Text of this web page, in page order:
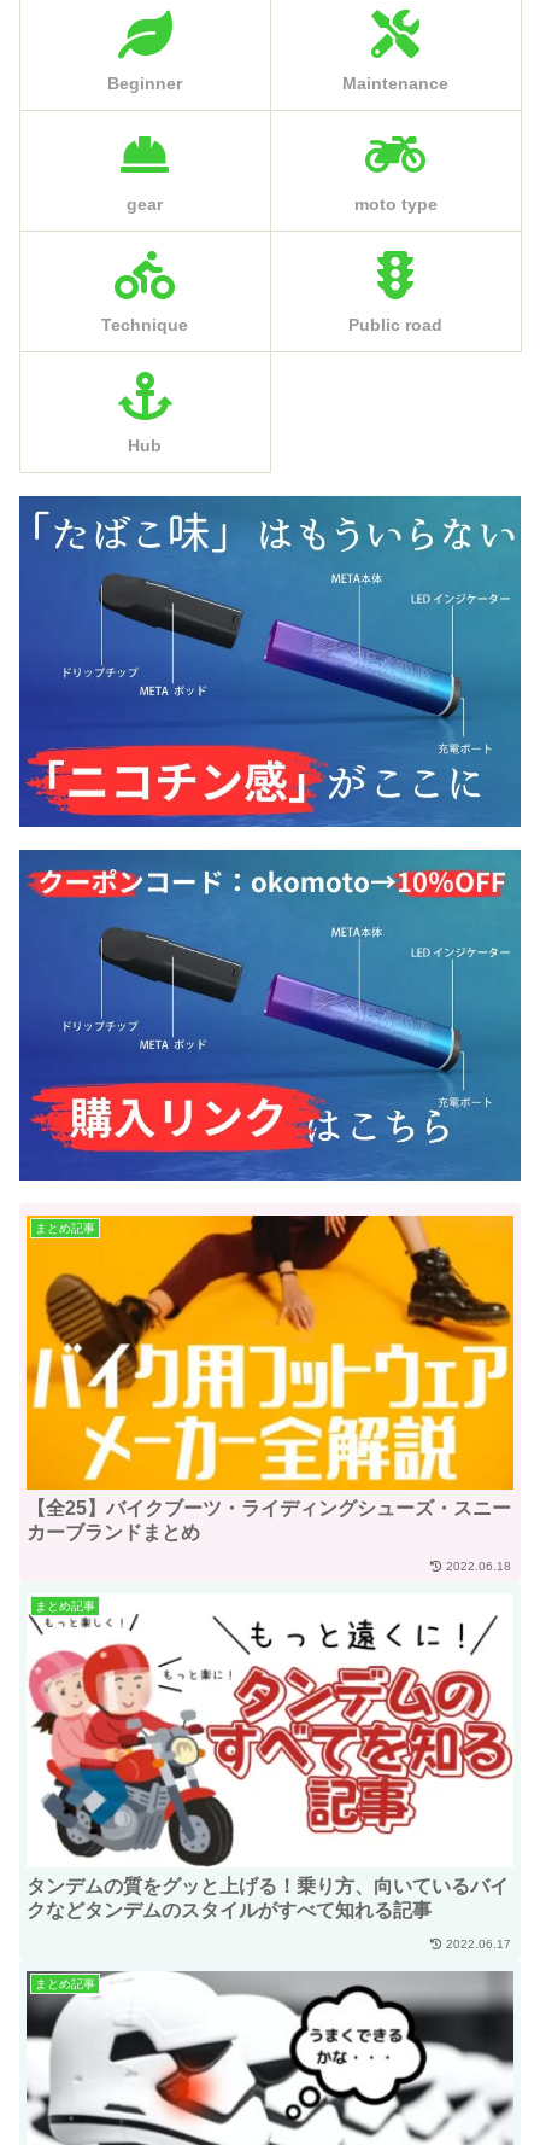
Beginner Maintenance
gear moto type
Technique Public road
Hub
まとめ記事
【全25】バイクブーツ・ライディングシューズ・スニー
カーブランドまとめ
2022.06.18
まとめ記事
タンデムの質をグッと上げる！乗り方、向いているバイ
クなどタンデムのスタイルがすべて知れる記事
2022.06.17
まとめ記事